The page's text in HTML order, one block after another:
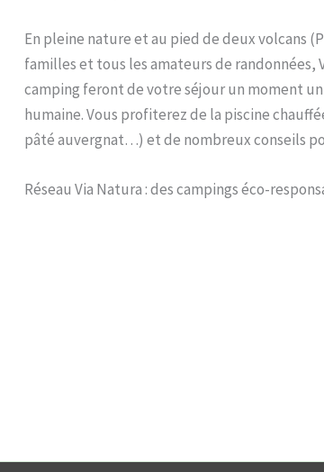
En pleine nature et au pied de deux volcans
familles et tous les amateurs de
camping feront de votre séjour un moment
humaine. Vous profiterez de la piscine
pâté auvergnat…) et de nombreux conseils
Réseau Via Natura : des campings éco-